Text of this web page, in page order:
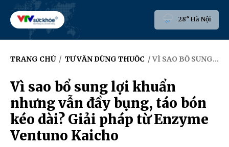
28° Hà Nội
TRANG CHỦ / TƯ VẤN DÙNG THUỐC / VÌ SAO BỔ SUNG LỢI KHUẨN NHƯNG VẪN ĐẦY BỤNG, TÁO BÓN KÉO DÀI? GIẢI PHÁP TỪ ENZYME VENTUNO KAICHO
Vì sao bổ sung lợi khuẩn
nhưng vẫn đầy bụng, táo bón
kéo dài? Giải pháp từ Enzyme
Ventuno Kaicho